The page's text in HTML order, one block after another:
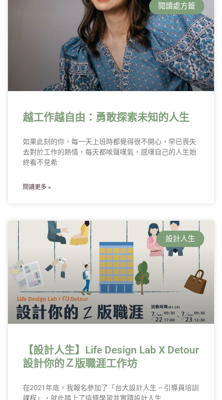
閱讀處方籤
越工作越自由：勇敢探索未知的人生
如果此刻的你，每一天上班時都覺得很不開心，早已喪失
去對於工作的熱情，每天都唉聲嘆氣，感嘆自己的人生始
終看不見希
閱讀更多 »
設計人生
【設計人生】Life Design Lab X Detour
設計你的Ｚ版職涯工作坊
在2021年底，我報名參加了「台大設計人生 – 引導員培訓
課程」，就此踏上了這條學習並實踐設計人生